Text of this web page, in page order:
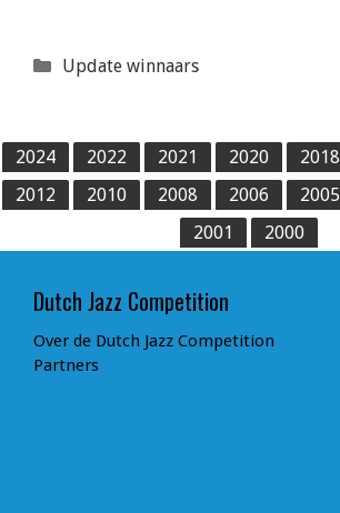
Categorieën
Update winnaars
2024 2022 2021 2020 2018
2012
2010 2008 2006 2005
2001
2000
Dutch Jazz Competition
Over de Dutch Jazz Competition
Partners